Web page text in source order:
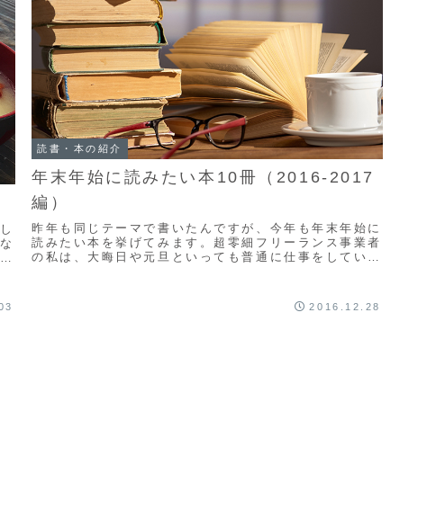
読書・本の紹介
年末年始に読みたい本10冊（2016-2017
編）
昨年も同じテーマで書いたんですが、今年も年末年始に
読みたい本を挙げてみます。超零細フリーランス事業者
の私は、大晦日や元旦といっても普通に仕事をしている
2016.12.28